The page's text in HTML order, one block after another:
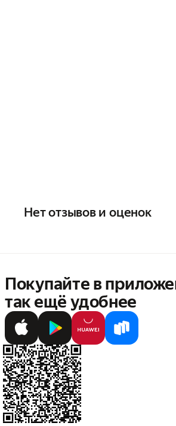
Нет отзывов и оценок
Покупайте в
так ещё удобнее